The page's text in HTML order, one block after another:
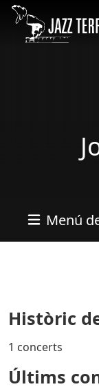
Pasar al contenido
Menú
Històric
1 concerts
Últims